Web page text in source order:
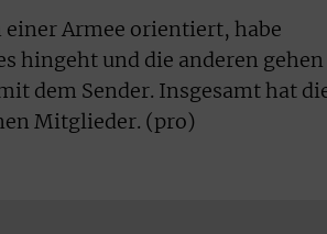
einer Armee orientiert, habe
hingeht und die anderen gehen
dem Sender. Insgesamt hat
Mitglieder. (pro)